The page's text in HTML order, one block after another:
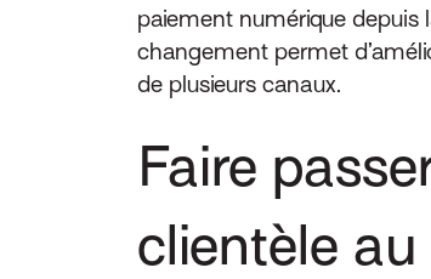
paiement numérique depuis
changement permet
de plusieurs canaux.
Faire
clientèle